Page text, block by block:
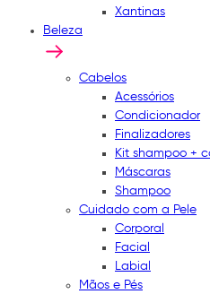
Xantinas
Beleza
Cabelos
Acessórios
Condicionador
Finalizadores
Kit shampoo +
Máscaras
Shampoo
Cuidado com a Pele
Corporal
Facial
Labial
Mãos e Pés